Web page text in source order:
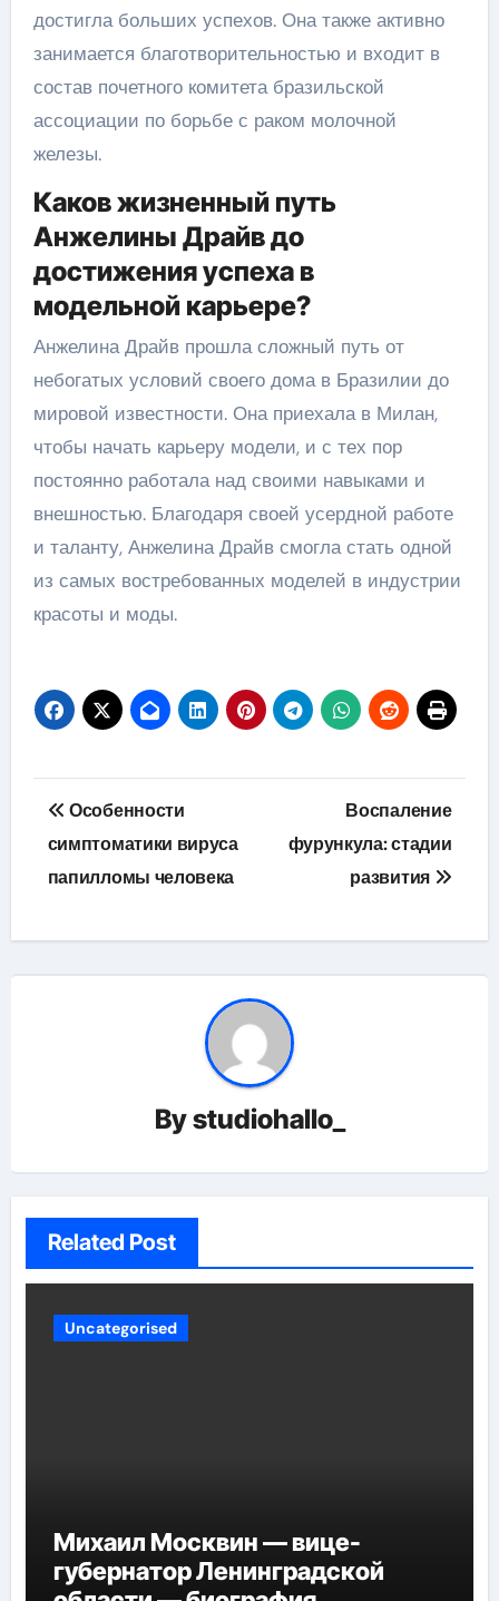
достигла больших успехов. Она также активно
занимается благотворительностью и входит в
состав почетного комитета бразильской
ассоциации по борьбе с раком молочной
железы.
Каков жизненный путь
Анжелины Драйв до
достижения успеха в
модельной карьере?
Анжелина Драйв прошла сложный путь от
небогатых условий своего дома в Бразилии до
мировой известности. Она приехала в Милан,
чтобы начать карьеру модели, и с тех пор
постоянно работала над своими навыками и
внешностью. Благодаря своей усердной работе
и таланту, Анжелина Драйв смогла стать одной
из самых востребованных моделей в индустрии
красоты и моды.
Навигация
по
записям
Особенности
симптоматики вируса
папилломы человека
Воспаление
фурункула: стадии
развития
Bystudiohallo_
Related Post
Uncategorised
Михаил Москвин — вице-
губернатор Ленинградской